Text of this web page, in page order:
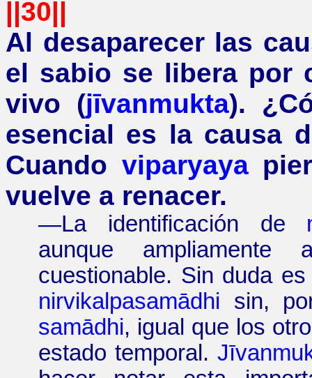
||30||
Al desaparecer las
el sabio se libera por
vivo (jīvanmukta). ¿
esencial es la causa
Cuando viparyaya
vuelve a renacer.
—La identificación de
aunque
cuestionable. Sin duda
nirvikalpasamādhi sin,
samādhi, igual que los
estado temporal.Jī